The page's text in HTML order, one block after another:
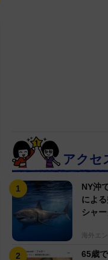
アクセ
NY沖
によ
シャ
海外エ
65歳